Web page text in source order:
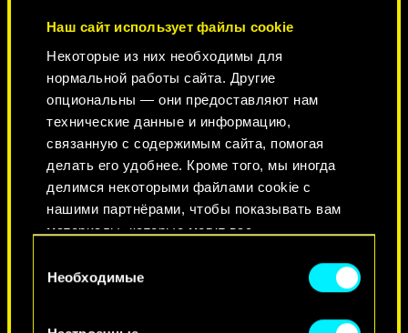
Наш сайт использует файлы cookie
Некоторые из них необходимы для
нормальной работы сайта. Другие
опциональны — они предоставляют нам
технические данные и информацию,
связанную с содержимым сайта, помогая
делать его удобнее. Кроме того, мы иногда
делимся некоторыми файлами cookie с
нашими партнёрами, чтобы показывать вам
материалы, которые могут вас
сетях. Однако все опциональные файлы
согласия
Необходимые
КРАСОТА НЕ УМИРАЕТ